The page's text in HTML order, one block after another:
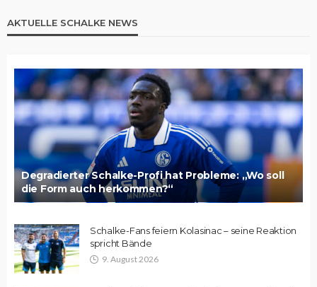
AKTUELLE SCHALKE NEWS
Degradierter Schalke-Profi hat Probleme: „Wo soll
die Form auch herkommen?“
Schalke-Fans feiern Kolasinac – seine Reaktion
spricht Bände
9. August 2026